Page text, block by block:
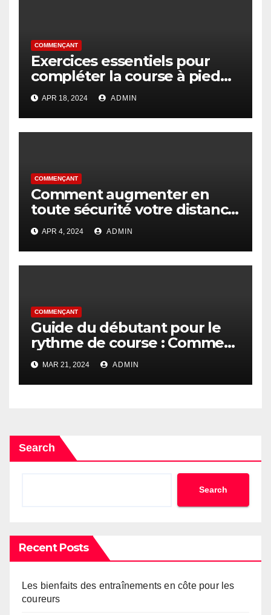
COMMENÇANT
Exercices essentiels pour
compléter la course à pied
pour les débutants
APR 18, 2024 ADMIN
COMMENÇANT
Comment augmenter en
toute sécurité votre distance
de course
APR 4, 2024 ADMIN
COMMENÇANT
Guide du débutant pour le
rythme de course : Comment
trouver votre rythme
MAR 21, 2024 ADMIN
Search
Search
Recent Posts
Les bienfaits des entraînements en côte pour les
coureurs